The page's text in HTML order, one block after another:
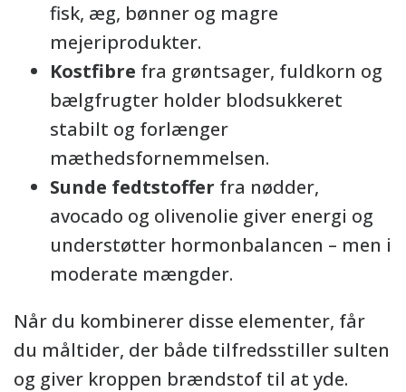
fisk, æg, bønner og magre
mejeriprodukter.
Kostfibre fra grøntsager, fuldkorn og
bælgfrugter holder blodsukkeret
stabilt og forlænger
mæthedsfornemmelsen.
Sunde fedtstoffer fra nødder,
avocado og olivenolie giver energi og
understøtter hormonbalancen – men i
moderate mængder.
Når du kombinerer disse elementer, får
du måltider, der både tilfredsstiller sulten
og giver kroppen brændstof til at yde.